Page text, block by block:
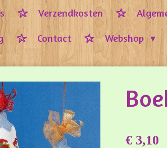
Verzendkosten
Contact Webshop
€ 3,10